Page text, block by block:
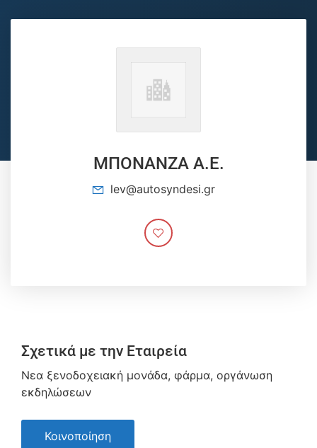
ΜΠΟΝΑΝΖΑ Α.Ε.
lev@autosyndesi.gr
Σχετικά με την Εταιρεία
Νεα ξενοδοχειακή μονάδα, φάρμα, οργάνωση
εκδηλώσεων
Κοινοποίηση